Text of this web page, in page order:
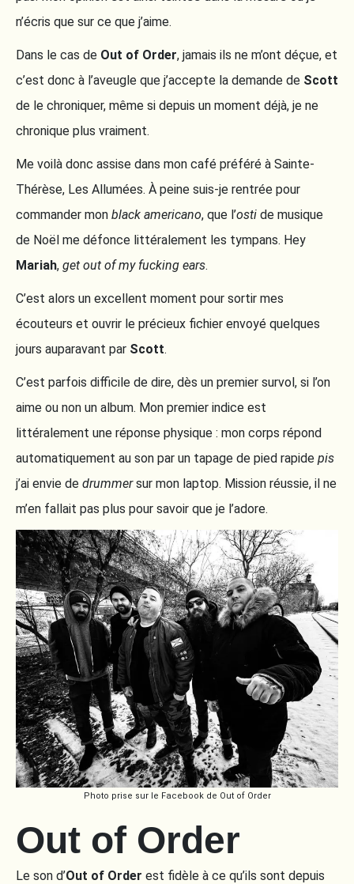
n’écris que sur ce que j’aime.
Dans le cas de Out of Order, jamais ils ne m’ont déçue, et
c’est donc à l’aveugle que j’accepte la demande de Scott
de le chroniquer, même si depuis un moment déjà, je ne
chronique plus vraiment.
Me voilà donc assise dans mon café préféré à Sainte-
Thérèse, Les Allumées. À peine suis-je rentrée pour
commander mon black americano, que l’osti de musique
de Noël me défonce littéralement les tympans. Hey
Mariah, get out of my fucking ears.
C’est alors un excellent moment pour sortir mes
écouteurs et ouvrir le précieux fichier envoyé quelques
jours auparavant par Scott.
C’est parfois difficile de dire, dès un premier survol, si l’on
aime ou non un album. Mon premier indice est
littéralement une réponse physique : mon corps répond
automatiquement au son par un tapage de pied rapide pis
j’ai envie de drummersur mon laptop. Mission réussie, il ne
m’en fallait pas plus pour savoir que je l’adore.
Photo prise sur le Facebook de Out of Order
Out of Order
Le son d’Out of Order est fidèle à ce qu’ils sont depuis